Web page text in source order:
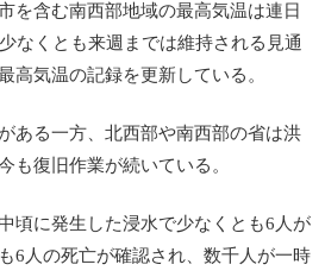
を含む南西部地域の最高気温は連日
なくとも来週までは維持される見通
高気温の記録を更新している。
ある一方、北西部や南西部の省は洪
も復旧作業が続いている。
頃に発生した浸水で少なくとも6人が
6人の死亡が確認され、数千人が一時